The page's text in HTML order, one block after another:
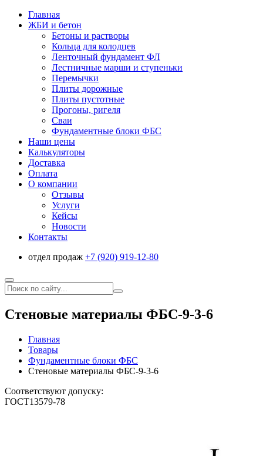
Главная
ЖБИ и бетон
Бетоны и растворы
Кольца для колодцев
Ленточный фундамент ФЛ
Лестничные марши и ступеньки
Перемычки
Плиты дорожные
Плиты пустотные
Прогоны, ригеля
Сваи
Фундаментные блоки ФБС
Наши цены
Калькуляторы
Доставка
Оплата
О компании
Отзывы
Услуги
Кейсы
Новости
Контакты
отдел продаж +7 (920) 919-12-80
Стеновые материалы ФБС-9-3-6
Главная
Товары
Фундаментные блоки ФБС
Стеновые материалы ФБС-9-3-6
Соответствуют допуску:
ГОСТ13579-78